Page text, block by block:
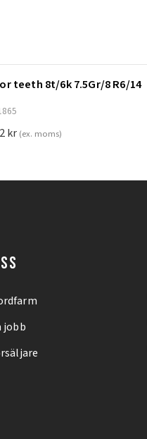
Lägg till i varukorg
teeth 8t/6k 7.5Gr/8 R6/14
kr (ex. moms)
jobb